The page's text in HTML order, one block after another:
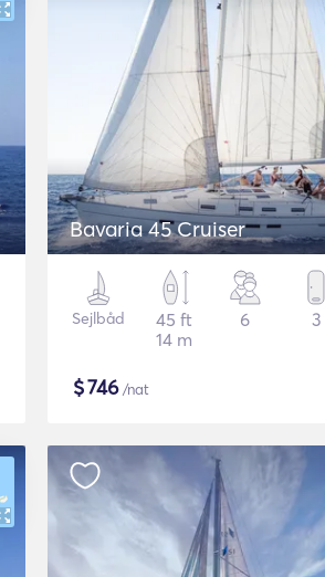
Bavaria 45 Cruiser
Sejlbåd
45 ft
14 m
6 3
$746/nat